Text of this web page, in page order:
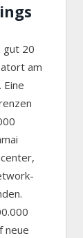
gut 20
am
neue